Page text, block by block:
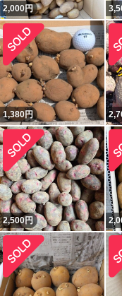
2,000円
1,380円
2,500円